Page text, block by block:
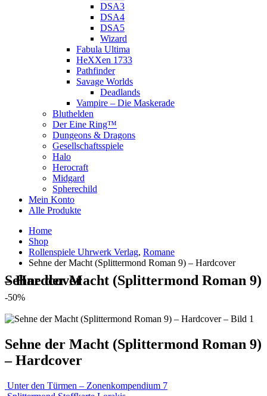
DSA3
DSA4
DSA5
Wizard
Fabula Ultima
HeXXen 1733
Pathfinder
Savage Worlds
Deadlands
Vampire – Die Maskerade
Bluthelden
Der Eine Ring™
Dungeons & Dragons
Gesellschaftsspiele
Halo
Herocraft
Midgard
Spherechild
Mein Konto
Alle Produkte
Home
Shop
Rollenspiele Uhrwerk Verlag, Romane
Sehne der Macht (Splittermond Roman 9) – Hardcover
Sehne der Macht (Splittermond Roman 9) – Hardcover
-50%
Sehne der Macht (Splittermond Roman 9)
– Hardcover
Unter den Türmen – Zonenkompendium 7